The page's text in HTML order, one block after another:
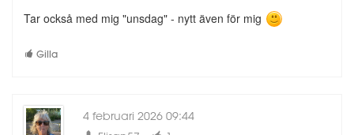
Tar också med mig "unsdag" - nytt även för mig
Gilla
4 februari 2026 09:44